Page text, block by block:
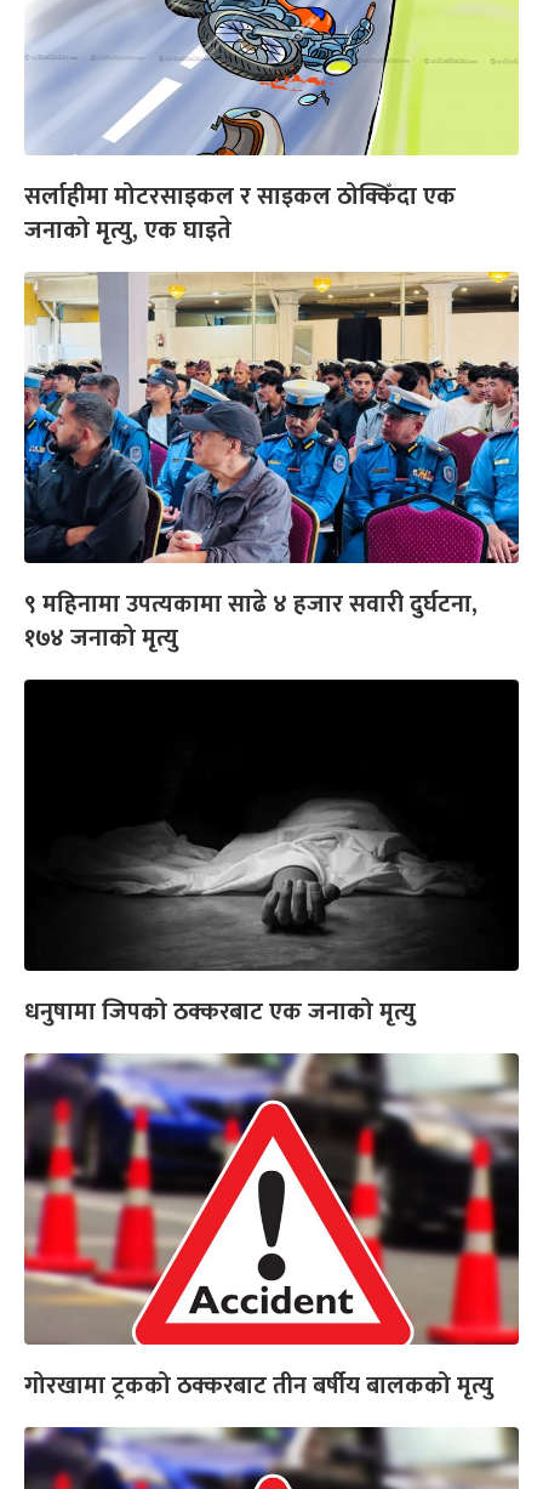
सर्लाहीमा मोटरसाइकल र साइकल ठोक्किँदा एक
जनाको मृत्यु, एक घाइते
९ महिनामा उपत्यकामा साढे ४ हजार सवारी दुर्घटना,
१७४ जनाको मृत्यु
धनुषामा जिपको ठक्करबाट एक जनाको मृत्यु
गोरखामा ट्रकको ठक्करबाट तीन बर्षीय बालकको मृत्यु